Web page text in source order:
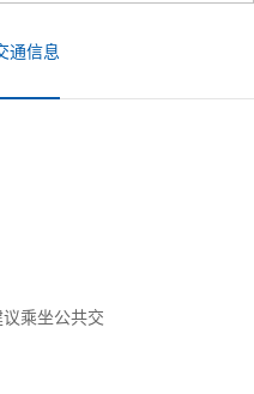
通信息
乘坐公共交